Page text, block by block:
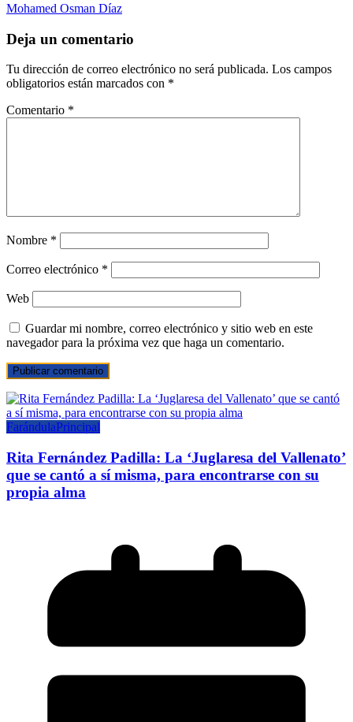
Mohamed Osman Díaz
Deja un comentario
Tu dirección de correo electrónico no será publicada. Los campos
obligatorios están marcados con *
Comentario *
Nombre *
Correo electrónico *
Web
Guardar mi nombre, correo electrónico y sitio web en este
navegador para la próxima vez que haga un comentario.
FarándulaPrincipal
Rita Fernández Padilla: La ‘Juglaresa del Vallenato’
que se cantó a sí misma, para encontrarse con su
propia alma